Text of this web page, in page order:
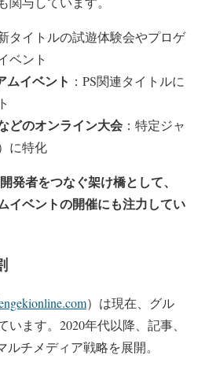
タイトルの試遊体験会やプロゲ
ベント
ムイベント ：PS関連タイトルに
どのオンライン大会 ：特定ジャ
に特化
発者をつなぐ架け橋として、
イベントの開催にも注力してい
）は現在、グル
ます。 2020年代以降、 記事、
ルチメディア戦略を展開。